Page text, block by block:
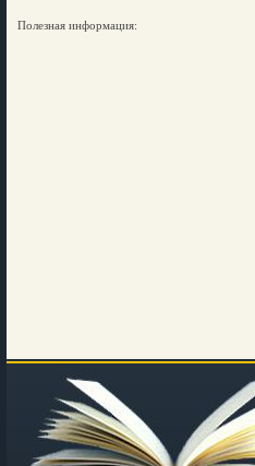
Полезная информация: